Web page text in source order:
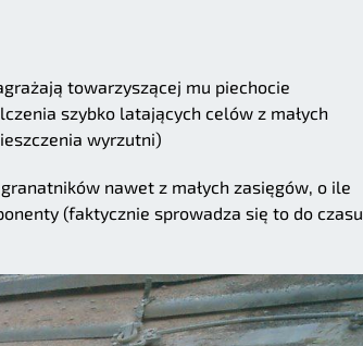
towarzyszącej mu piechocie
szybko latających celów z małych
wyrzutni)
nawet z małych zasięgów, o ile
(faktycznie sprowadza się to do czasu